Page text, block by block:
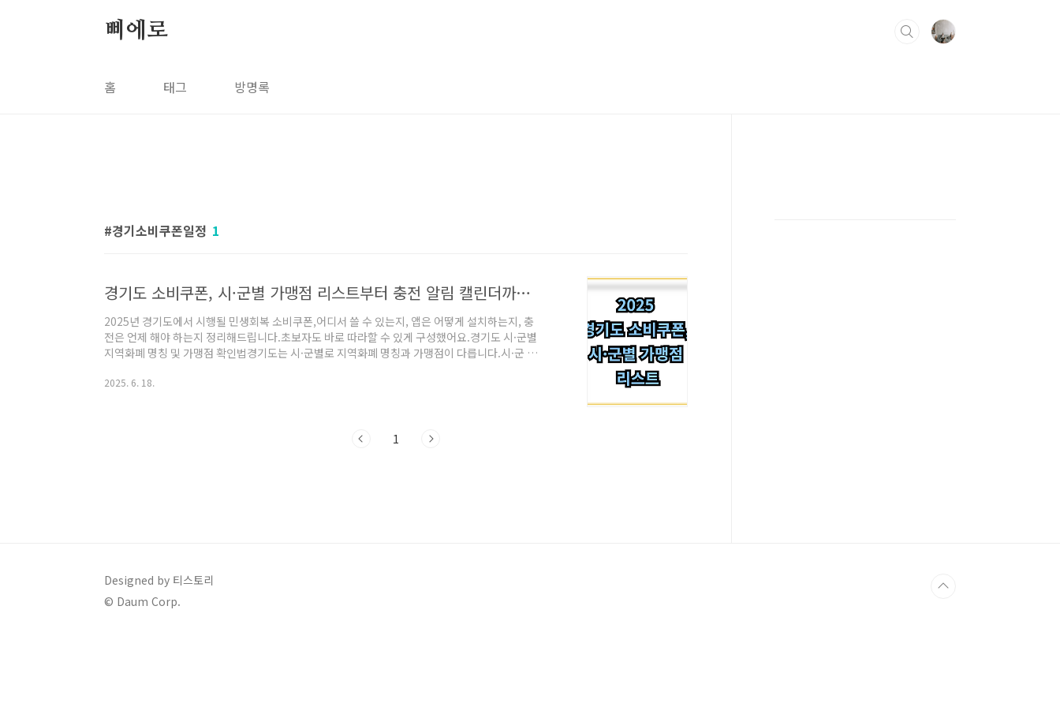
삐에로
홈 태그 방명록
경기소비쿠폰일정 1
경기도 소비쿠폰, 시·군별 가맹점 리스트부터 충전 알림 캘린더까지 한 번에!
2025년 경기도에서 시행될 민생회복 소비쿠폰,어디서 쓸 수 있는지, 앱은 어떻게 설치하는지, 충
전은 언제 해야 하는지 정리해드립니다.초보자도 바로 따라할 수 있게 구성했어요.경기도 시·군별
지역화폐 명칭 및 가맹점 확인법경기도는 시·군별로 지역화폐 명칭과 가맹점이 다릅니다.시·군 지
시청 홈페이지 또는 경기지역화폐 앱부천시부천페이부천시청 블로그 또는 앱용인시와이페이용인
가맹점 확인 가능!경기지역화폐 앱 설치 방법 (안드로이드/iOS)앱스토어 ..
2025. 6. 18.
1
Designed by 티스토리
© Daum Corp.